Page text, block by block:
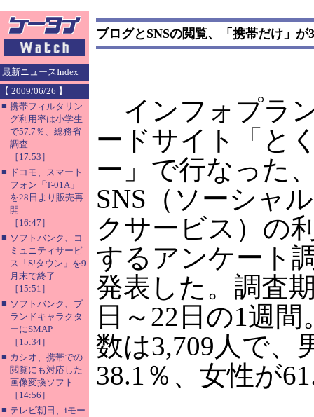
最新ニュースIndex
【 2009/06/26 】
■ 携帯フィルタリン
グ利用率は小学生
で57.7％、総務省
調査
［17:53］
■ ドコモ、スマート
フォン「T-01A」
を28日より販売再
開
［16:47］
■ ソフトバンク、コ
ミュニティサービ
ス「S!タウン」を9
月末で終了
［15:51］
■ ソフトバンク、ブ
ランドキャラクタ
ーにSMAP
［15:34］
■ カシオ、携帯での
閲覧にも対応した
画像変換ソフト
［14:56］
■ テレビ朝日、iモー
ブログとSNSの閲覧、「携帯だけ」が
インフォプラ
ードサイト「と
ー」で行なった
SNS（ソーシャ
クサービス）の
するアンケート
発表した。調査
日～22日の1週
数は3,709人で、
38.1％、女性が